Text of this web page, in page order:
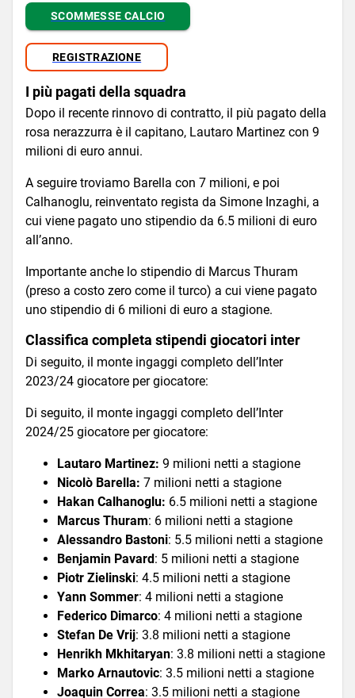
SCOMMESSE CALCIO
REGISTRAZIONE
I più pagati della squadra
Dopo il recente rinnovo di contratto, il più pagato della
rosa nerazzurra è il capitano, Lautaro Martinez con 9
milioni di euro annui.
A seguire troviamo Barella con 7 milioni, e poi
Calhanoglu, reinventato regista da Simone Inzaghi, a
cui viene pagato uno stipendio da 6.5 milioni di euro
all’anno.
Importante anche lo stipendio di Marcus Thuram
(preso a costo zero come il turco) a cui viene pagato
uno stipendio di 6 milioni di euro a stagione.
Classifica completa stipendi giocatori inter
Di seguito, il monte ingaggi completo dell’Inter
2023/24 giocatore per giocatore:
Di seguito, il monte ingaggi completo dell’Inter
2024/25 giocatore per giocatore:
Lautaro Martinez: 9 milioni netti a stagione
Nicolò Barella: 7 milioni netti a stagione
Hakan Calhanoglu: 6.5 milioni netti a stagione
Marcus Thuram: 6 milioni netti a stagione
Alessandro Bastoni: 5.5 milioni netti a stagione
Benjamin Pavard: 5 milioni netti a stagione
Piotr Zielinski: 4.5 milioni netti a stagione
Yann Sommer: 4 milioni netti a stagione
Federico Dimarco: 4 milioni netti a stagione
Stefan De Vrij: 3.8 milioni netti a stagione
Henrikh Mkhitaryan: 3.8 milioni netti a stagione
Marko Arnautovic: 3.5 milioni netti a stagione
Joaquin Correa: 3.5 milioni netti a stagione